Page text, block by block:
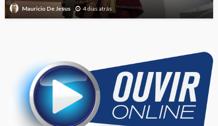
Mauricio De Jesus 4 dias atrás